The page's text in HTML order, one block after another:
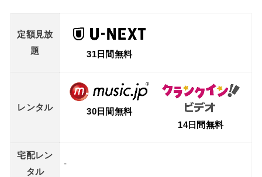
定額見放
題
31日間無料
レンタル
30日間無料
14日間無料
宅配レン
タル
-